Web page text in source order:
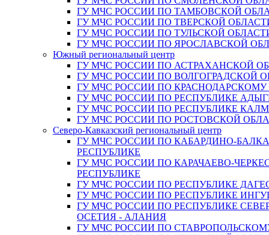
ГУ МЧС РОССИИ ПО ТАМБОВСКОЙ
ГУ МЧС РОССИИ ПО ТВЕРСКОЙ
ГУ МЧС РОССИИ ПО ТУЛЬСКОЙ
ГУ МЧС РОССИИ ПО ЯРОСЛАВСКОЙ
Южный региональный центр
ГУ МЧС РОССИИ ПО АСТРАХАНСКОЙ
ГУ МЧС РОССИИ ПО ВОЛГОГРАДСКОЙ
ГУ МЧС РОССИИ ПО
ГУ МЧС РОССИИ ПО РЕСПУБЛИКЕ
ГУ МЧС РОССИИ ПО РЕСПУБЛИКЕ
ГУ МЧС РОССИИ ПО РОСТОВСКОЙ
Северо-Кавказский региональный центр
ГУ МЧС РОССИИ ПО КАБАРДИНО-
РЕСПУБЛИКЕ
ГУ МЧС РОССИИ ПО КАРАЧАЕВО-
РЕСПУБЛИКЕ
ГУ МЧС РОССИИ ПО РЕСПУБЛИКЕ
ГУ МЧС РОССИИ ПО РЕСПУБЛИКЕ
ГУ МЧС РОССИИ ПО РЕСПУБЛИКЕ
ОСЕТИЯ - АЛАНИЯ
ГУ МЧС РОССИИ ПО